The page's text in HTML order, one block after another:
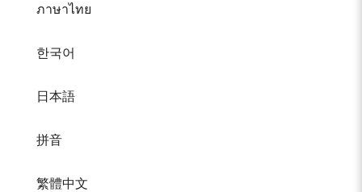
ภาษาไทย
한국어
日本語
拼音
繁體中文